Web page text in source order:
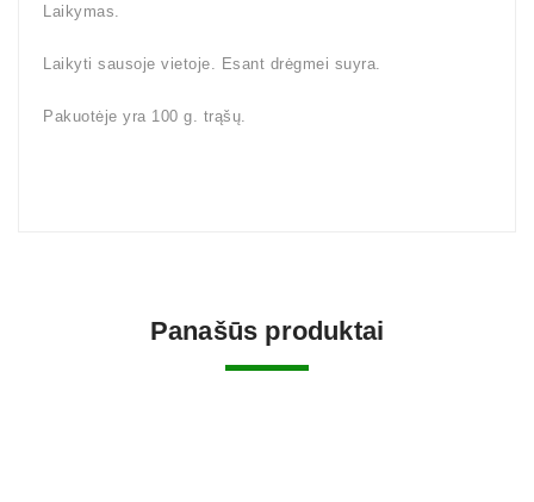
Laikymas.
Laikyti sausoje vietoje. Esant drėgmei suyra.
Pakuotėje yra 100 g. trąšų.
Panašūs produktai